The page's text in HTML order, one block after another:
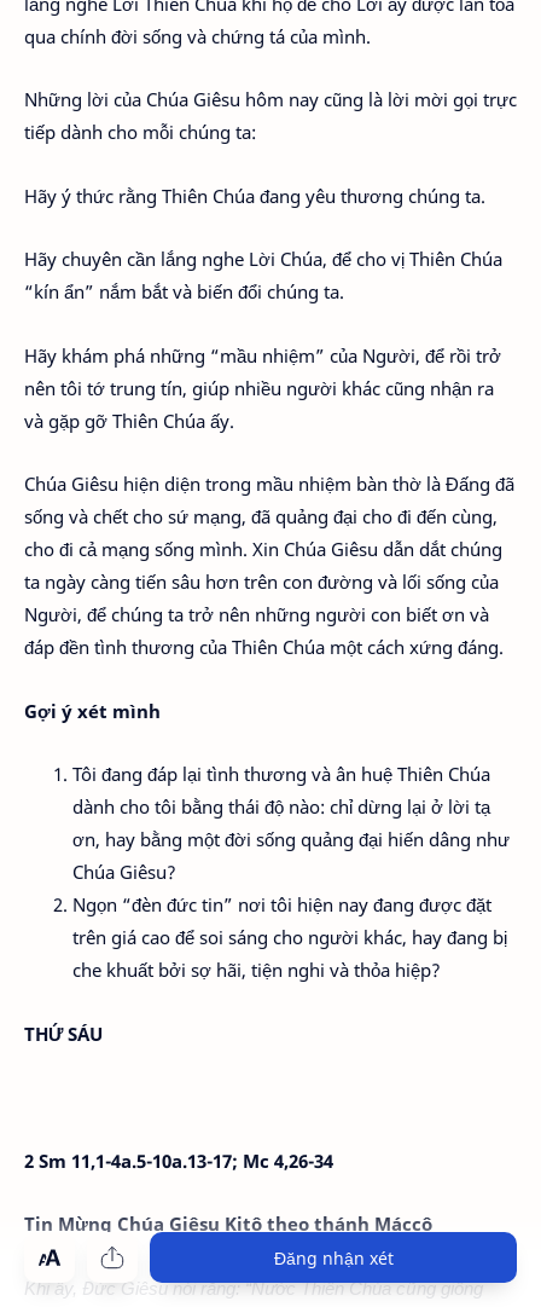
qua chính đời sống và chứng tá của mình.
Những lời của Chúa Giêsu hôm nay cũng là lời mời gọi trực
tiếp dành cho mỗi chúng ta:
Hãy ý thức rằng Thiên Chúa đang yêu thương chúng ta.
Hãy chuyên cần lắng nghe Lời Chúa, để cho vị Thiên Chúa
“kín ẩn” nắm bắt và biến đổi chúng ta.
Hãy khám phá những “mầu nhiệm” của Người, để rồi trở
nên tôi tớ trung tín, giúp nhiều người khác cũng nhận ra
và gặp gỡ Thiên Chúa ấy.
Chúa Giêsu hiện diện trong mầu nhiệm bàn thờ là Đấng đã
sống và chết cho sứ mạng, đã quảng đại cho đi đến cùng,
cho đi cả mạng sống mình. Xin Chúa Giêsu dẫn dắt chúng
ta ngày càng tiến sâu hơn trên con đường và lối sống của
Người, để chúng ta trở nên những người con biết ơn và
đáp đền tình thương của Thiên Chúa một cách xứng đáng.
Gợi ý xét mình
Tôi đang đáp lại tình thương và ân huệ Thiên Chúa
dành cho tôi bằng thái độ nào: chỉ dừng lại ở lời tạ
ơn, hay bằng một đời sống quảng đại hiến dâng như
Chúa Giêsu?
Ngọn “đèn đức tin” nơi tôi hiện nay đang được đặt
trên giá cao để soi sáng cho người khác, hay đang bị
che khuất bởi sợ hãi, tiện nghi và thỏa hiệp?
THỨ SÁU
2 Sm 11,1-4a.5-10a.13-17; Mc 4,26-34
Tin Mừng Chúa Giêsu Kitô theo thánh Máccô
Khi ấy, Đức Giêsu nói rằng: “Nước Thiên Chúa cũng giống
Đăng nhận xét